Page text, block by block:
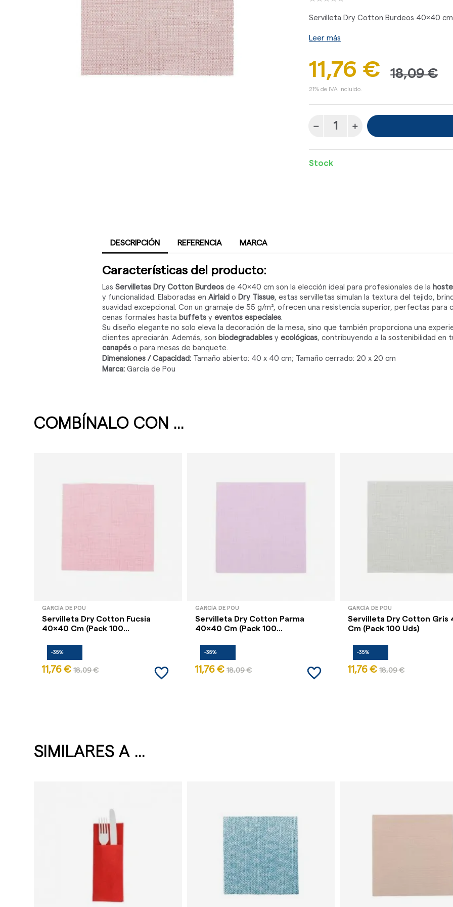
Servilleta Dry Cotton Burdeos 40x40
Leer más
11,76 € 18,09 €
21% de IVA incluido.
Stock
DESCRIPCIÓN REFERENCIA MARCA
Características del producto:
Las Servilletas Dry Cotton Burdeosde 40x40 cm son la elección ideal para profesionales de la
y funcionalidad. Elaboradas en Airlaid o Dry Tissue, estas servilletas simulan la textura del tejido,
suavidad excepcional. Con un gramaje de 55 g/m², ofrecen una resistencia superior, perfectas
cenas formales hasta buffetsy eventos especiales.
Su diseño elegante no solo eleva la decoración de la mesa, sino que también proporciona una
clientes apreciarán. Además, son biodegradablesy ecológicas, contribuyendo a la sostenibilidad en
canapéso para mesas de banquete.
Dimensiones / Capacidad:Tamaño abierto: 40 x 40 cm; Tamaño cerrado: 20 x 20 cm
Marca:García de Pou
COMBÍNALO CON ...
GARCÍA DE POU
Servilleta Dry Cotton Fucsia
40x40 Cm (Pack 100...
-35%
11,76 € 18,09 € favorite_border
GARCÍA DE POU
Servilleta Dry Cotton Parma
40x40 Cm (Pack 100...
-35%
11,76 € 18,09 € favorite_border
GARCÍA DE POU
Servilleta Dry Cotton Gris
Cm (Pack 100 Uds)
-35%
11,76 € 18,09 €
SIMILARES A ...